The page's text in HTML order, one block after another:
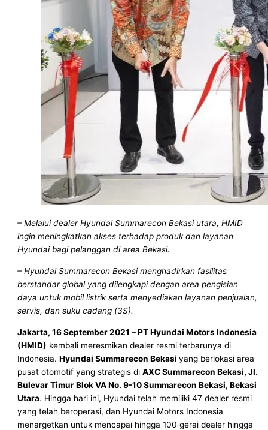
– Melalui dealer Hyundai Summarecon Bekasi utara, HMID
ingin meningkatkan akses terhadap produk dan layanan
Hyundai bagi pelanggan di area Bekasi.
– Hyundai Summarecon Bekasi menghadirkan fasilitas
berstandar global yang dilengkapi dengan area pengisian
daya untuk mobil listrik serta menyediakan layanan penjualan,
servis, dan suku cadang (3S).
Jakarta, 16 September 2021 – PT Hyundai Motors Indonesia
(HMID) kembali meresmikan dealer resmi terbarunya di
Indonesia.Hyundai Summarecon Bekasiyang berlokasi area
pusat otomotif yang strategis diAXC Summarecon Bekasi, Jl.
Bulevar Timur Blok VA No. 9-10 Summarecon Bekasi, Bekasi
Utara. Hingga hari ini, Hyundai telah memiliki 47 dealer resmi
yang telah beroperasi, dan Hyundai Motors Indonesia
menargetkan untuk mencapai hingga 100 gerai dealer hingga